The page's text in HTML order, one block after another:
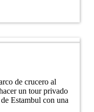
de crucero al
un tour privado
Estambul con una